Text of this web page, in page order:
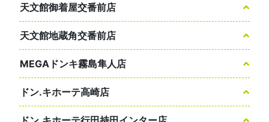
天文館御着屋交番前店
天文館地蔵角交番前店
MEGAドンキ霧島隼人店
ドン.キホーテ高崎店